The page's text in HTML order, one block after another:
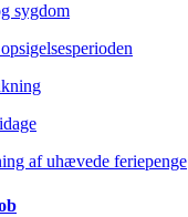
sygdom
af uhævede feriepenge